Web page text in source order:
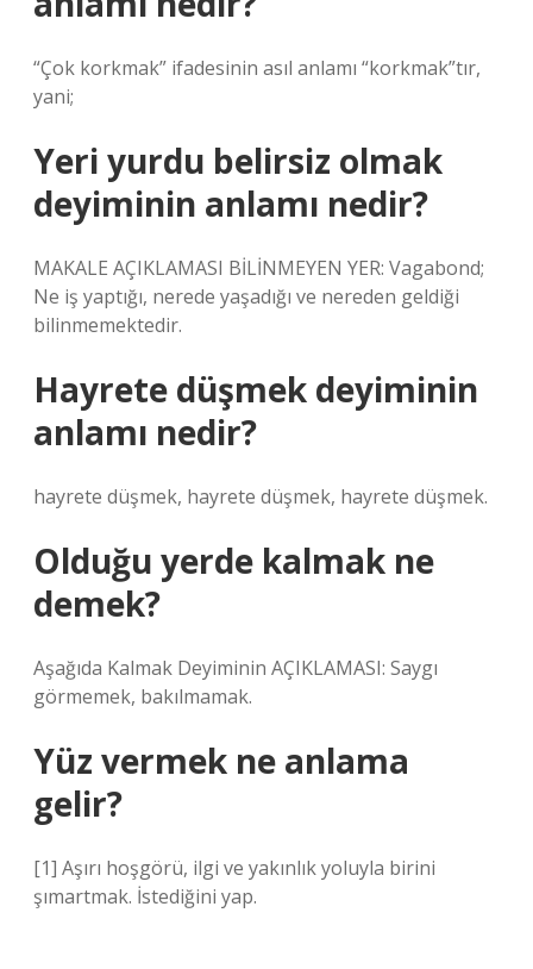
“Çok korkmak” ifadesinin asıl anlamı “korkmak”tır,
yani;
Yeri yurdu belirsiz olmak
deyiminin anlamı nedir?
MAKALE AÇIKLAMASI BİLİNMEYEN YER: Vagabond;
Ne iş yaptığı, nerede yaşadığı ve nereden geldiği
bilinmemektedir.
Hayrete düşmek deyiminin
anlamı nedir?
hayrete düşmek, hayrete düşmek, hayrete düşmek.
Olduğu yerde kalmak ne
demek?
Aşağıda Kalmak Deyiminin AÇIKLAMASI: Saygı
görmemek, bakılmamak.
Yüz vermek ne anlama
gelir?
[1] Aşırı hoşgörü, ilgi ve yakınlık yoluyla birini
şımartmak. İstediğini yap.